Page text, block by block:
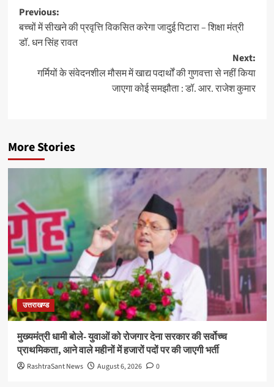
Post
navigation
Previous:
बच्चों में सीखने की प्रवृत्ति विकसित करेगा जादुई पिटारा – शिक्षा मंत्री
डॉ. धन सिंह रावत
Next:
गर्मियों के संवेदनशील मौसम में खाद्य पदार्थों की गुणवत्ता से नहीं किया
जाएगा कोई समझौता : डॉ. आर. राजेश कुमार
More Stories
उत्तराखण्ड
मुख्यमंत्री धामी बोले- युवाओं को रोजगार देना सरकार की सर्वोच्च
प्राथमिकता, आने वाले महीनों में हजारों पदों पर की जाएगी भर्ती
RashtraSant News August 6, 2026 0